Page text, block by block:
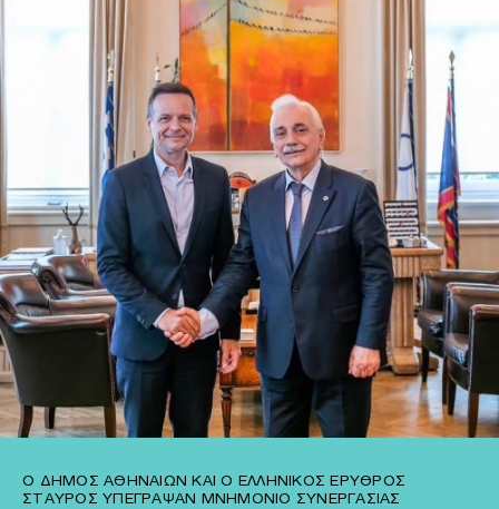
Ο ΔΉΜΟΣ ΑΘΗΝΑΊΩΝ ΚΑΙ Ο ΕΛΛΗΝΙΚΌΣ ΕΡΥΘΡΌΣ
ΣΤΑΥΡΌΣ ΥΠΈΓΡΑΨΑΝ ΜΝΗΜΌΝΙΟ ΣΥΝΕΡΓΑΣΊΑΣ